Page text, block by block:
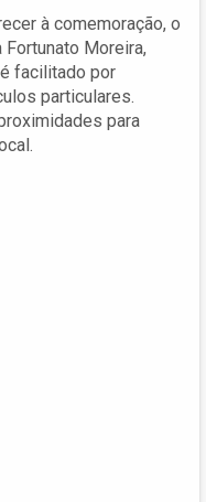
à comemoração, o
Moreira,
facilitado por
particulares.
para